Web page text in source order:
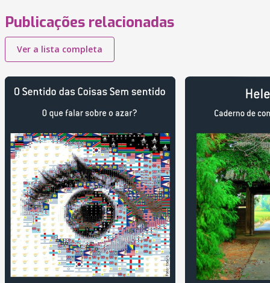
Publicações relacionadas
Ver a lista completa